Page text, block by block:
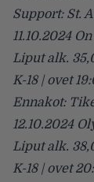
Support: St.
11.10.2024
Liput alk.
K-18 | ovet
Ennakot:
12.10.2024
Liput alk.
K-18 | ovet